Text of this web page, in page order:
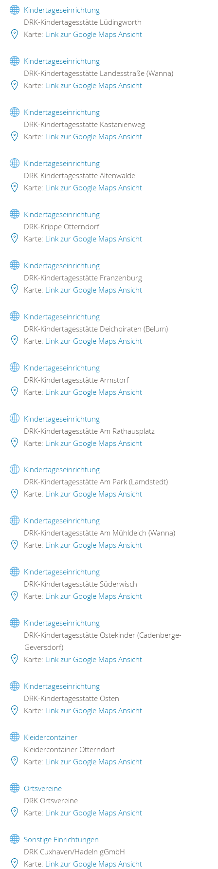
Kindertageseinrichtung
DRK-Kindertagesstätte Lüdingworth
Karte: Link zur Google Maps Ansicht
Kindertageseinrichtung
DRK-Kindertagesstätte Landesstraße (Wanna)
Karte: Link zur Google Maps Ansicht
Kindertageseinrichtung
DRK-Kindertagesstätte Kastanienweg
Karte: Link zur Google Maps Ansicht
Kindertageseinrichtung
DRK-Kindertagesstätte Altenwalde
Karte: Link zur Google Maps Ansicht
Kindertageseinrichtung
DRK-Krippe Otterndorf
Karte: Link zur Google Maps Ansicht
Kindertageseinrichtung
DRK-Kindertagesstätte Franzenburg
Karte: Link zur Google Maps Ansicht
Kindertageseinrichtung
DRK-Kindertagesstätte Deichpiraten (Belum)
Karte: Link zur Google Maps Ansicht
Kindertageseinrichtung
DRK-Kindertagesstätte Armstorf
Karte: Link zur Google Maps Ansicht
Kindertageseinrichtung
DRK-Kindertagesstätte Am Rathausplatz
Karte: Link zur Google Maps Ansicht
Kindertageseinrichtung
DRK-Kindertagesstätte Am Park (Lamdstedt)
Karte: Link zur Google Maps Ansicht
Kindertageseinrichtung
DRK-Kindertagesstätte Am Mühldeich (Wanna)
Karte: Link zur Google Maps Ansicht
Kindertageseinrichtung
DRK-Kindertagesstätte Süderwisch
Karte: Link zur Google Maps Ansicht
Kindertageseinrichtung
DRK-Kindertagesstätte Ostekinder (Cadenberge-
Geversdorf)
Karte: Link zur Google Maps Ansicht
Kindertageseinrichtung
DRK-Kindertagesstätte Osten
Karte: Link zur Google Maps Ansicht
Kleidercontainer
Kleidercontainer Otterndorf
Karte: Link zur Google Maps Ansicht
Ortsvereine
DRK Ortsvereine
Karte: Link zur Google Maps Ansicht
Sonstige Einrichtungen
DRK Cuxhaven/Hadeln gGmbH
Karte: Link zur Google Maps Ansicht